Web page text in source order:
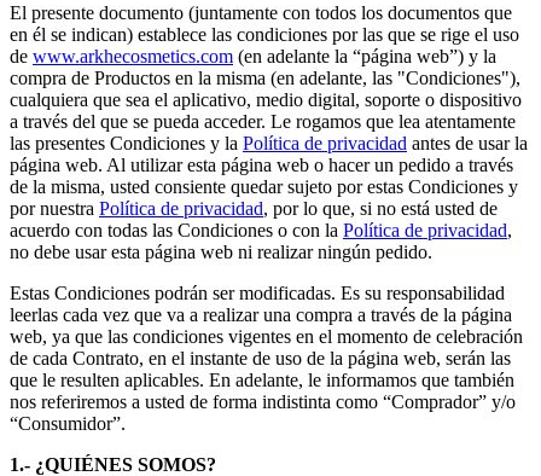
El presente documento (juntamente con todos los documentos que
en él se indican) establece las condiciones por las que se rige el uso
de www.arkhecosmetics.com (en adelante la “página web”) y la
compra de Productos en la misma (en adelante, las "Condiciones"),
cualquiera que sea el aplicativo, medio digital, soporte o dispositivo
a través del que se pueda acceder. Le rogamos que lea atentamente
las presentes Condiciones y la Política de privacidad antes de usar la
página web. Al utilizar esta página web o hacer un pedido a través
de la misma, usted consiente quedar sujeto por estas Condiciones y
por nuestra Política de privacidad, por lo que, si no está usted de
acuerdo con todas las Condiciones o con la Política de privacidad,
no debe usar esta página web ni realizar ningún pedido.
Estas Condiciones podrán ser modificadas. Es su responsabilidad
leerlas cada vez que va a realizar una compra a través de la página
web, ya que las condiciones vigentes en el momento de celebración
de cada Contrato, en el instante de uso de la página web, serán las
que le resulten aplicables. En adelante, le informamos que también
nos referiremos a usted de forma indistinta como “Comprador” y/o
“Consumidor”.
1.- ¿QUIÉNES SOMOS?